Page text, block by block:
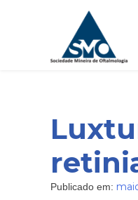
Publicado em: